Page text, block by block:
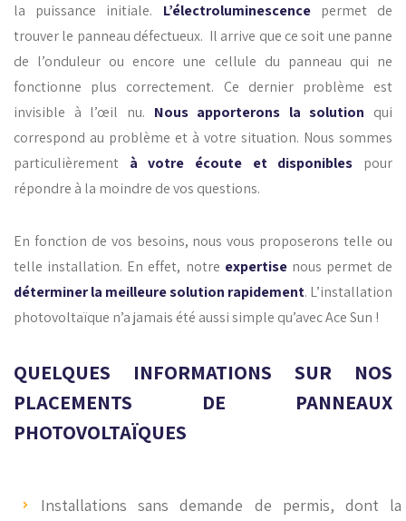
la puissance initiale. L’électroluminescencepermet de
trouver le panneau défectueux. Il arrive que ce soit une panne
de l’onduleur ou encore une cellule du panneau qui ne
fonctionne plus correctement. Ce dernier problème est
invisible à l’œil nu. Nous apporterons la solution qui
correspond au problème et à votre situation. Nous sommes
particulièrement à votre écoute et disponibles pour
répondre à la moindre de vos questions.
En fonction de vos besoins, nous vous proposerons telle ou
telle installation. En effet, notre expertisenous permet de
déterminer la meilleure solution rapidement. L’installation
photovoltaïque n’a jamais été aussi simple qu’avec Ace Sun !
QUELQUES INFORMATIONS SUR NOS
PLACEMENTS DE PANNEAUX
PHOTOVOLTAÏQUES
Installations sans demande de permis, dont la